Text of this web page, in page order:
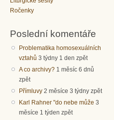
Ročenky
Poslední komentáře
Problematika homosexuálních
vztahů 3 týdny 1 den zpět
A co archivy? 1 měsíc 6 dnů
zpět
Přímluvy 2 měsíce 3 týdny zpět
Karl Rahner "do nebe může 3
měsíce 1 týden zpět